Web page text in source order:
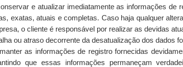
e atualizar imediatamente as informações de
exatas, atuais e completas. Caso haja qualquer
o cliente é responsável por realizar as devidas
ou atraso decorrente da desatualização dos dados
as informações de registro fornecidas
que essas informações permaneçam